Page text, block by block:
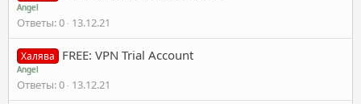
Angel
Ответы 0 13.12.21
Халява FREE: VPN Trial Account
Angel
Ответы 0 13.12.21